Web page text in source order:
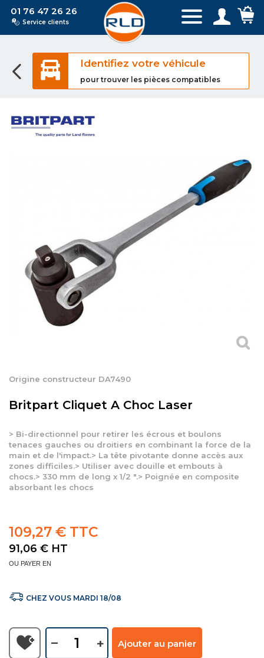
01 76 47 26 26
Service clients
Identifiez votre véhicule
pour trouver les pièces compatibles
Origine constructeur DA7490
Britpart Cliquet A Choc Laser
> Bi-directionnel pour retirer les écrous et boulons
tenaces gauches ou droitiers en combinant la force de la
main et de l'impact.> La tête pivotante donne accès aux
zones difficiles.> Utiliser avec douille et embouts à
chocs.> 330 mm de long x 1/2 ".> Poignée en composite
absorbant les chocs
109,27 € TTC
91,06 € HT
OU PAYER EN
CHEZ VOUS MARDI 18/08
– + Ajouter au panier